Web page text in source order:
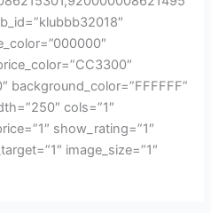
background_color=”FFFFFF”
cols=”1″
show_rating=”1″
image_size=”1″